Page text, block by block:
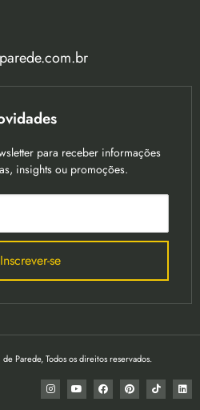
para receber informações
insights ou promoções.
Inscrever-se
Parede, Todos os direitos reservados.